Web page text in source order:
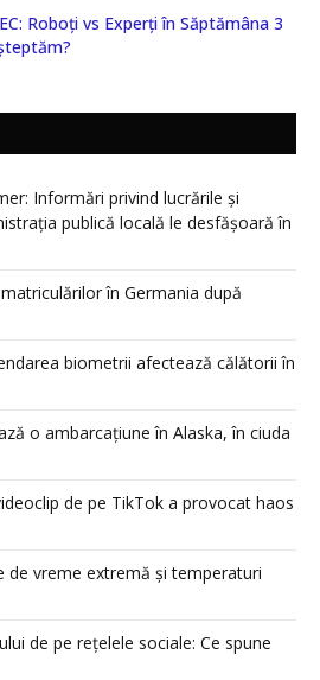
Roboți vs Experți în Săptămâna 3
Informări privind lucrările și
publică locală le desfășoară în
în Germania după
biometrii afectează călătorii în
o ambarcațiune în Alaska, în ciuda
de pe TikTok a provocat haos
de vreme extremă și temperaturi
de pe rețelele sociale: Ce spune